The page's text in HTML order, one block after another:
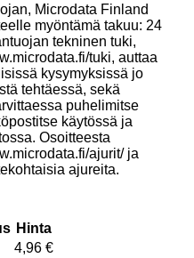
Microdata Finland
myöntämä takuu: 24
tekninen tuki,
tuki, auttaa
kysymyksissä jo
tehtäessä, sekä
puhelimitse
käytössä ja
Osoitteesta
ajurit/ ja
ajureita.
Hinta
4,96 €